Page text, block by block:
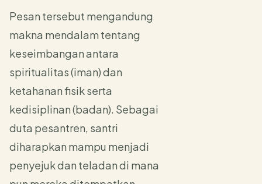
Pesan tersebut mengandung
makna mendalam tentang
keseimbangan antara
spiritualitas (iman) dan
ketahanan fisik serta
kedisiplinan (badan). Sebagai
duta pesantren, santri
diharapkan mampu menjadi
penyejuk dan teladan di mana